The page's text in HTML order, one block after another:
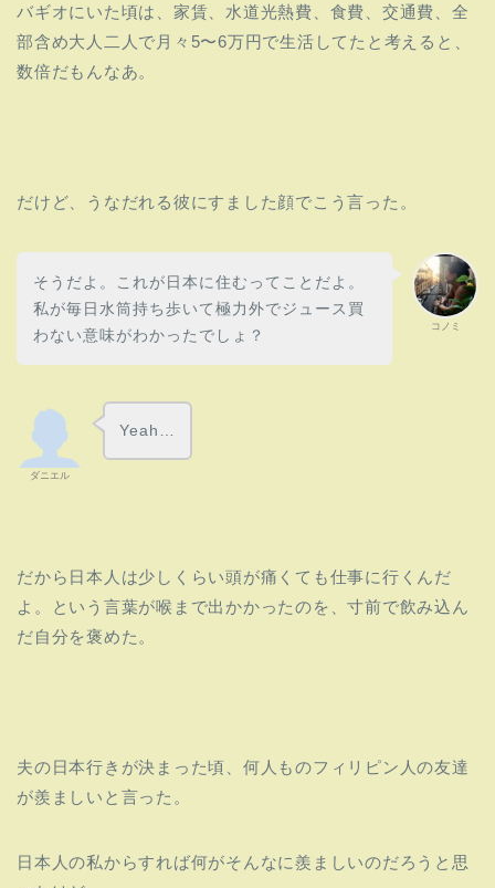
バギオにいた頃は、家賃、水道光熱費、食費、交通費、全
部含め大人二人で月々5〜6万円で生活してたと考えると、
数倍だもんなあ。
だけど、うなだれる彼にすました顔でこう言った。
コノミ
そうだよ。これが日本に住むってことだよ。
私が毎日水筒持ち歩いて極力外でジュース買
わない意味がわかった でしょ？
ダニエル
Yeah…
だから日本人は少しくらい頭が痛くても仕事に行くんだ
よ。という言葉が喉まで出かかったのを、寸前で飲み込ん
だ自分を褒めた。
夫の日本行きが決まった頃、何人ものフィリピン人の友達
が羨ましいと言った。
日本人の私からすれば何がそんなに羨ましいのだろうと思